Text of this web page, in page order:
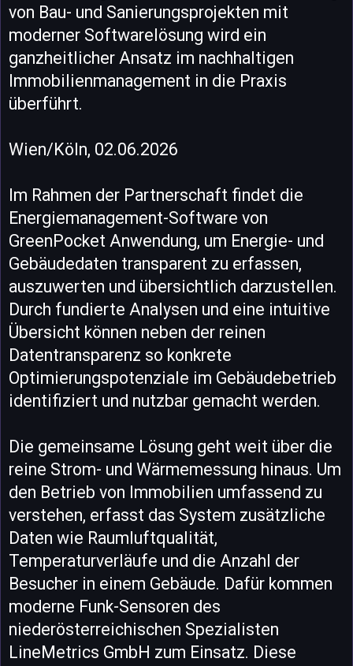
von Bau- und Sanierungsprojekten mit
moderner Softwarelösung wird ein
ganzheitlicher Ansatz im nachhaltigen
Immobilienmanagement in die Praxis
überführt.
Wien/Köln, 02.06.2026
Im Rahmen der Partnerschaft findet die
Energiemanagement-Software von
GreenPocket Anwendung, um Energie- und
Gebäudedaten transparent zu erfassen,
auszuwerten und übersichtlich darzustellen.
Durch fundierte Analysen und eine intuitive
Übersicht können neben der reinen
Datentransparenz so konkrete
Optimierungspotenziale im Gebäudebetrieb
identifiziert und nutzbar gemacht werden.
Die gemeinsame Lösung geht weit über die
reine Strom- und Wärmemessung hinaus. Um
den Betrieb von Immobilien umfassend zu
verstehen, erfasst das System zusätzliche
Daten wie Raumluftqualität,
Temperaturverläufe und die Anzahl der
Besucher in einem Gebäude. Dafür kommen
moderne Funk-Sensoren des
niederösterreichischen Spezialisten
LineMetrics GmbH zum Einsatz. Diese